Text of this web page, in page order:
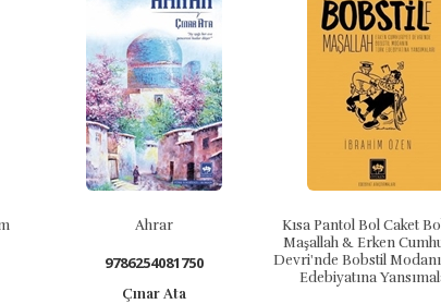
Ahrar
9786254081750
Çınar Ata
Kısa Pantol Bol Caket
Maşallah & Erken
Devri'nde Bobstil
Edebiyatına